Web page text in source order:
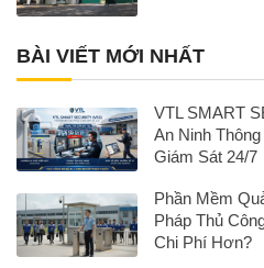
BÀI VIẾT MỚI NHẤT
VTL SMART
An Ninh
Giám Sát 24/7
Phần Mềm
Pháp Thủ
Chi Phí Hơn?